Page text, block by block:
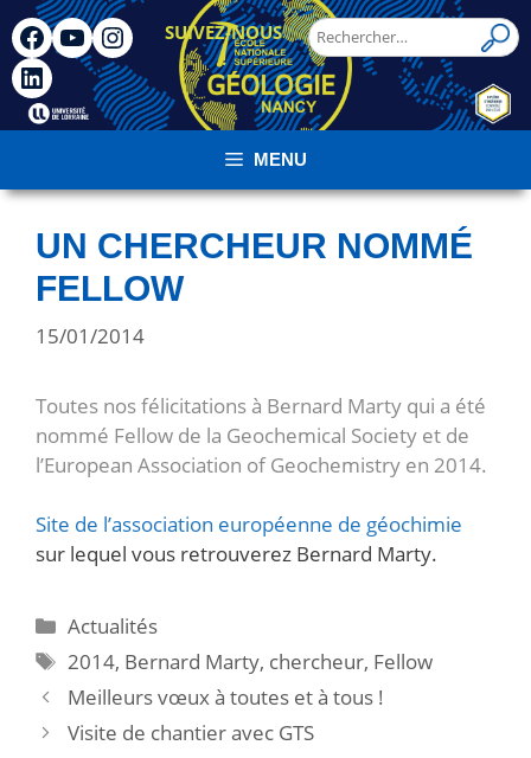
SUIVEZ-NOUS
!
MENU
UN CHERCHEUR NOMMÉ
FELLOW
15/01/2014
Toutes nos félicitations à Bernard Marty qui a été
nommé Fellow de la Geochemical Society et de
l’European Association of Geochemistry en 2014.
Site de l’association européenne de géochimie
sur lequel vous retrouverez Bernard Marty.
Actualités
2014, Bernard Marty, chercheur, Fellow
Meilleurs vœux à toutes et à tous !
Visite de chantier avec GTS